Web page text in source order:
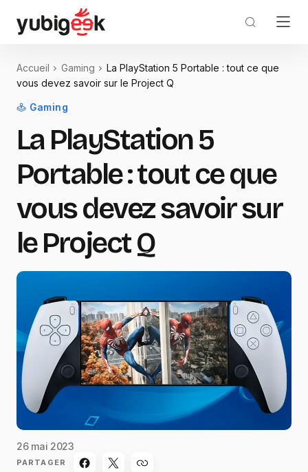
Accueil Gaming
La PlayStation 5 Portable : tout ce que
vous devez savoir sur le Project Q
Gaming
La PlayStation 5
Portable : tout ce que
vous devez savoir sur
le Project Q
26 mai 2023
PARTAGER